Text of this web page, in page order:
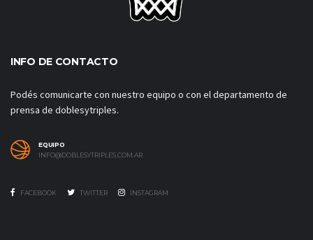
INFO DE CONTACTO
Podés comunicarte con nuestro equipo o con el departamento de
prensa de doblesytriples.
EQUIPO
INFO@DOBLESYTRIPLES.COM.AR
FACEBOOK TWITTER INSTAGRAM